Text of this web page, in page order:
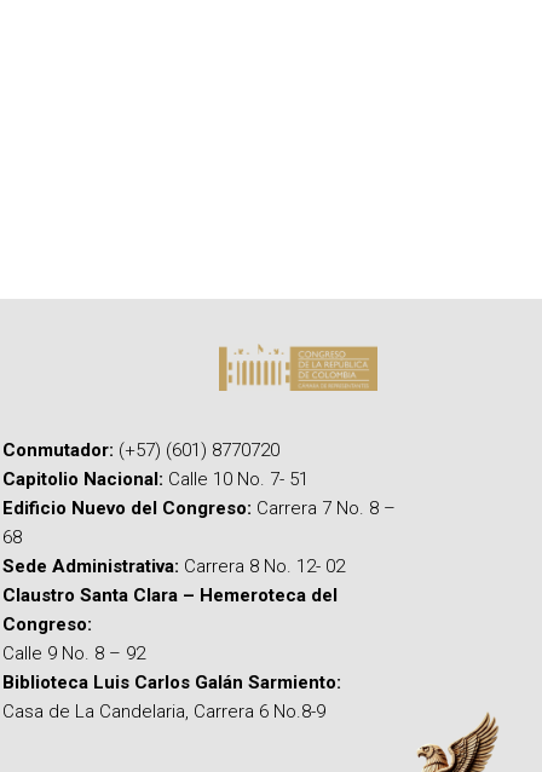
Conmutador: (+57) (601) 8770720
Capitolio Nacional: Calle 10 No. 7- 51
Edificio Nuevo del Congreso: Carrera 7 No. 8 –
68
Sede Administrativa: Carrera 8 No. 12- 02
Claustro Santa Clara – Hemeroteca del
Congreso:
Calle 9 No. 8 – 92
Biblioteca Luis Carlos Galán Sarmiento:
Casa de La Candelaria, Carrera 6 No.8-9